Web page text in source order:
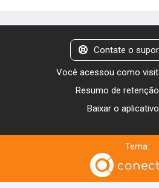
Contate o
Você acessou como
Resumo de
Baixar o
Tema: